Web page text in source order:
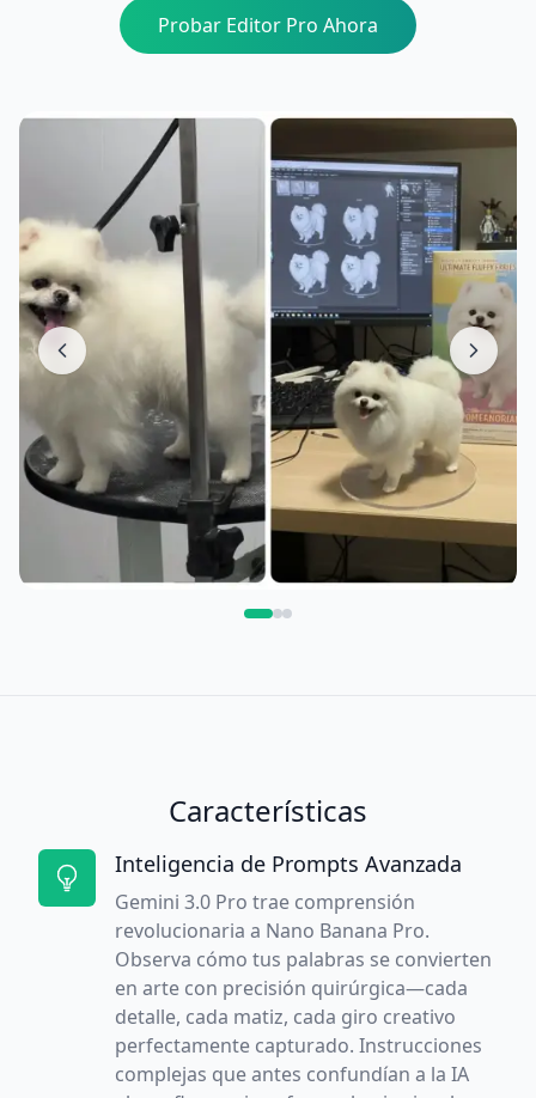
Probar Editor Pro Ahora
Características
Inteligencia de Prompts Avanzada
Gemini 3.0 Pro trae comprensión
revolucionaria a Nano Banana Pro.
Observa cómo tus palabras se convierten
en arte con precisión quirúrgica—cada
detalle, cada matiz, cada giro creativo
perfectamente capturado. Instrucciones
complejas que antes confundían a la IA